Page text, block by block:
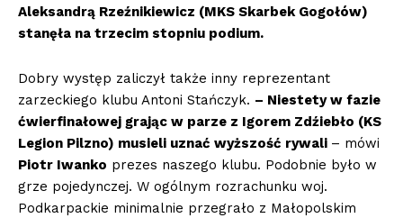
Aleksandrą Rzeźnikiewicz (MKS Skarbek Gogołów)
stanęła na trzecim stopniu podium.
Dobry występ zaliczył także inny reprezentant
zarzeckiego klubu Antoni Stańczyk. – Niestety w fazie
ćwierfinałowej grając w parze z Igorem Zdźiebło (KS
Legion Pilzno) musieli uznać wyższość rywali – mówi
Piotr Iwanko prezes naszego klubu. Podobnie było w
grze pojedynczej. W ogólnym rozrachunku woj.
Podkarpackie minimalnie przegrało z Małopolskim